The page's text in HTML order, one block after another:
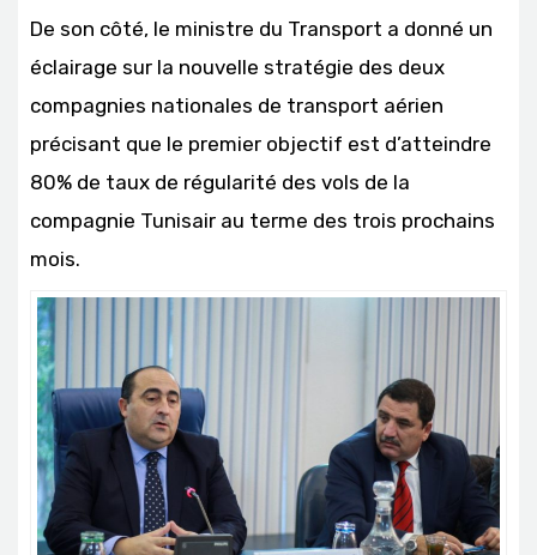
De son côté, le ministre du Transport a donné un
éclairage sur la nouvelle stratégie des deux
compagnies nationales de transport aérien
précisant que le premier objectif est d’atteindre
80% de taux de régularité des vols de la
compagnie Tunisair au terme des trois prochains
mois.